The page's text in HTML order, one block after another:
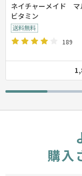
ネイチャーメイド マ
ビタミン
189
購入